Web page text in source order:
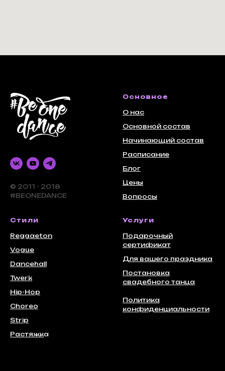
© 2011 - 2018
#BEONEDANCE
Основное
О нас
Основной состав
Начинающий состав
Расписание
Блог
Цены
Вопросы
Стили
Reggaeton
Vogue
Dancehall
Twerk
Hip-Hop
Choreo
Strip
Растяжка
Услуги
Подарочный
сертификат
Для вашего праздника
Постановка
свадебного танца
Политика
конфиденциальности